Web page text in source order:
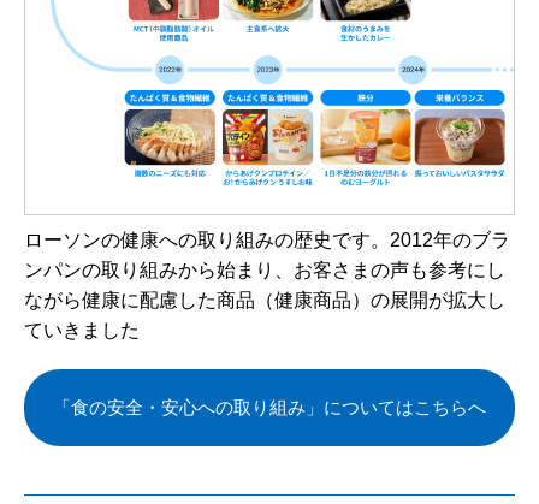
ローソンの健康への取り組みの歴史です。2012年のブラ
ンパンの取り組みから始まり、お客さまの声も参考にし
ながら健康に配慮した商品（健康商品）の展開が拡大し
ていきました
「食の安全・安心への取り組み」についてはこちらへ